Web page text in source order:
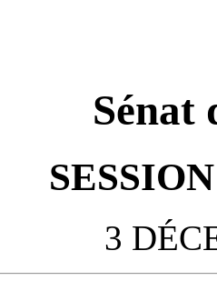
Sénat
3